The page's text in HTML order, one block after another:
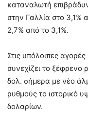
καταναλωτή
στην Γαλλία στο 3,1%
2,7% από το 3,1%.
Στις υπόλοιπες
συνεχίζει το ξέφρενο
δολ. σήμερα με νέο
ρυθμούς το ιστορικό
δολαρίων.